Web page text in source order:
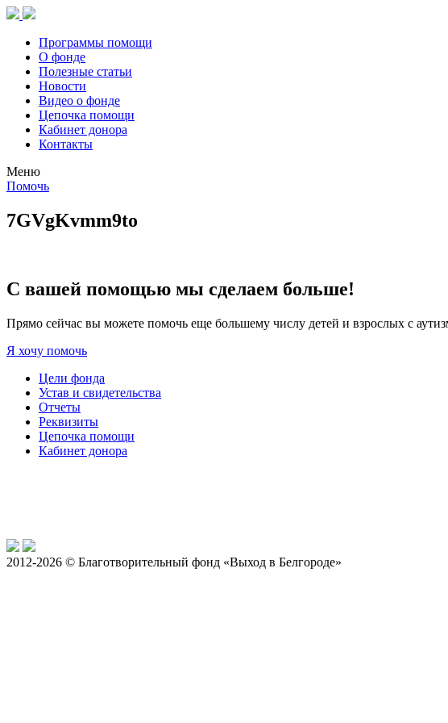
Программы помощи
О фонде
Полезные статьи
Новости
Видео о фонде
Цепочка помощи
Кабинет донора
Контакты
Меню
Помочь
7GVgKvmm9to
С вашей помощью мы сделаем больше!
Прямо сейчас вы можете помочь еще большему числу детей и взрослых с
Я хочу помочь
Цели фонда
Устав и свидетельства
Отчеты
Реквизиты
Цепочка помощи
Кабинет донора
2012-2026 © Благотворительный фонд «Выход в Белгороде»